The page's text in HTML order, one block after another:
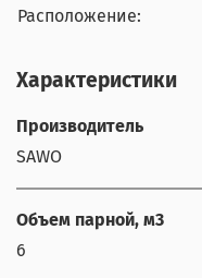
Расположение:
Характеристики
Производитель
SAWO
Объем парной, м3
6